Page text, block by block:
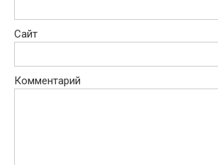
Сайт
Комментарий